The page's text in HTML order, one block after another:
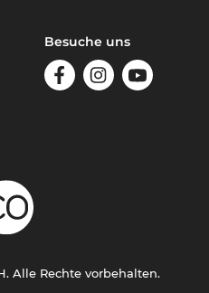
Besuche uns
Alle Rechte vorbehalten.